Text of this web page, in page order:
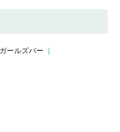
ールズバー